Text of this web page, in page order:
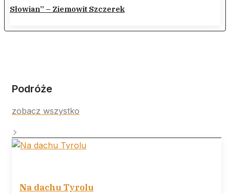
Słowian” – Ziemowit Szczerek
Podróże
zobacz wszystko
Na dachu Tyrolu